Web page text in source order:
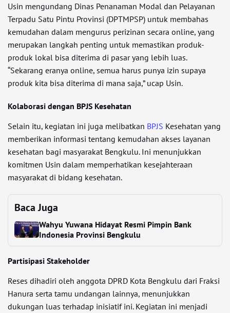
Usin mengundang Dinas Penanaman Modal dan Pelayanan
Terpadu Satu Pintu Provinsi (DPTMPSP) untuk membahas
kemudahan dalam mengurus perizinan secara online, yang
merupakan langkah penting untuk memastikan produk-
produk lokal bisa diterima di pasar yang lebih luas.
“Sekarang eranya online, semua harus punya izin supaya
produk kita bisa diterima di mana saja,” ucap Usin.
Kolaborasi dengan BPJS Kesehatan
Selain itu, kegiatan ini juga melibatkan BPJS Kesehatan yang
memberikan informasi tentang kemudahan akses layanan
kesehatan bagi masyarakat Bengkulu. Ini menunjukkan
komitmen Usin dalam memperhatikan kesejahteraan
masyarakat di bidang kesehatan.
Baca Juga
Wahyu Yuwana Hidayat Resmi Pimpin Bank
Indonesia Provinsi Bengkulu
Partisipasi Stakeholder
Reses dihadiri oleh anggota DPRD Kota Bengkulu dari Fraksi
Hanura serta tamu undangan lainnya, menunjukkan
dukungan luas terhadap inisiatif ini. Kegiatan ini menjadi